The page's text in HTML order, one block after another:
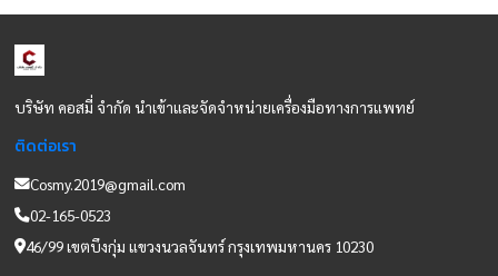
ดูรายละเอียด เพิ่มใบเสนอราคา
Yogesh Human metapneumovirus (HMPV) Antigen Rapid Test
ดูรายละเอียด
>